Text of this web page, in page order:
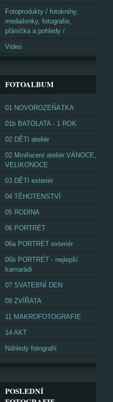
Fotoprodukty / fotoknihy,
medailonky, fotografie,
přáníčka a pohledy /
Video
FOTOALBUM
01 NOVOROZEŇÁTKA
01b BATOLATA - 1 ROK
02 DĚTI ateliér
02 Minifocení ateliér VÁNOCE,
VELIKONOCE
03 DĚTI exteriér
04 TĚHOTENSTVÍ
05 RODINA
06 PORTRÉT
06a PORTRÉT exteriér
06b PORTRÉT - nejlepší
kamarádi
07 SVATEBNÍ DEN
08 ZVÍŘATA
11 MAKROFOTOGRAFIE
14 AKT
Náhledy fotografií
POSLEDNÍ